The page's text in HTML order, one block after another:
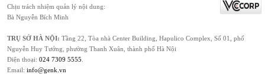
Chịu trách nhiệm quản lý nội dung:
Bà Nguyễn Bích Minh
TRỤ SỞ HÀ NỘI: Tầng 22, Tòa nhà Center Building, Hapulico Complex, Số 01, phố
Nguyễn Huy Tưởng, phường Thanh Xuân, thành phố Hà Nội
Điện thoại: 024 7309 5555
Email: info@genk.vn